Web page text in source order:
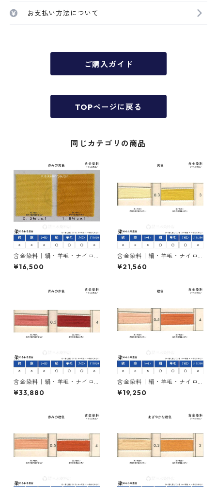
お支払い方法について
ご購入ガイド
TOPページに戻る
同じカテゴリの商品
含金染料｜絹・羊毛・ナイロ
ンを染める｜1kg｜アシッドメ
タルエロー2R（赤みの黄色）
¥16,500
含金染料｜絹・羊毛・ナイロ
ンを染める｜1kg｜ラニールエ
ローGX（黄色）
¥21,560
含金染料｜絹・羊毛・ナイロ
ンを染める｜1kg｜カヤカラン
レットGLW（赤色）
¥33,880
含金染料｜絹・羊毛・ナイロ
ンを染める｜1kg｜ラニールオ
レンヂＲ（橙色）
¥19,250